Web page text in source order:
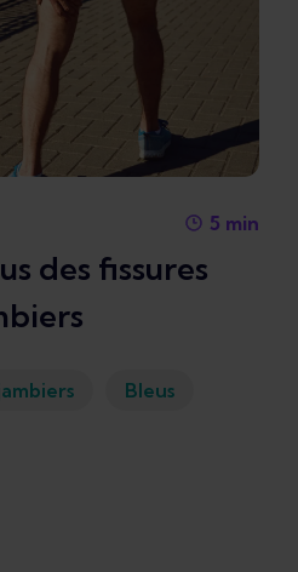
5 min
des fissures
Bleus